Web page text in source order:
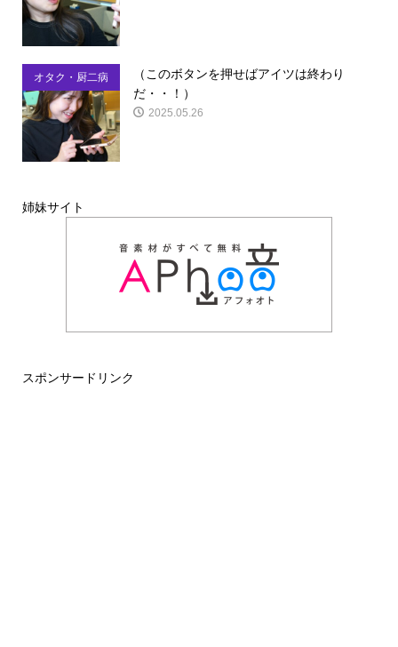
オタク・厨二病
（このボタンを押せばアイツは終わり
だ・・！）
2025.05.26
姉妹サイト
スポンサードリンク